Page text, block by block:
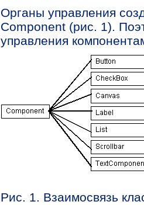
Органы управления
Component (рис. 1).
управления
Рис. 1. Взаимосвязь